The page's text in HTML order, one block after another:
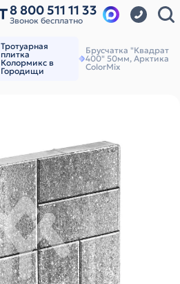
8 800 511 11 33
Звонок бесплатно
Тротуарная
плитка
Колормикс в
Городищи
Брусчатка "Квадрат
400" 50мм, Арктика
ColorMix